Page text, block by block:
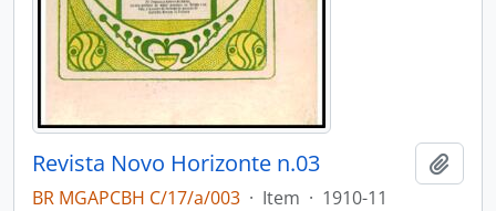
Revista Novo Horizonte n.03
BR MGAPCBH C/17/a/003 · Item · 1910-11